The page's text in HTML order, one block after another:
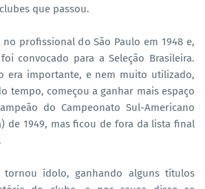
que passou.
profissional do São Paulo em 1948 e,
convocado para a Seleção Brasileira.
era importante, e nem muito utilizado,
tempo, começou a ganhar mais espaço
do Campeonato Sul-Americano
de 1949, mas ficou de fora da lista final
tornou ídolo, ganhando alguns títulos